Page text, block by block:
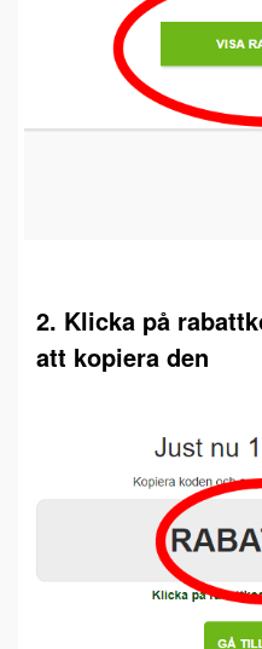
2. Klicka på
att kopiera den